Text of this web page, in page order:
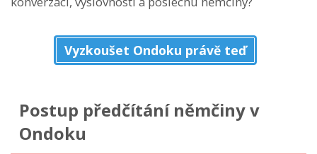
Vyzkoušet Ondoku právě teď
Postup předčítání němčiny v
Ondoku